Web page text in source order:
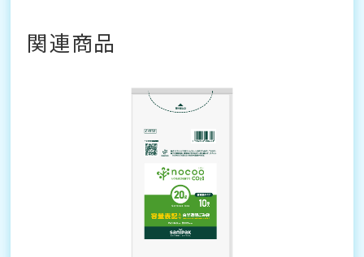
関連商品